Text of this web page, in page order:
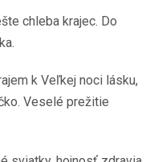
chleba krajec. Do
k Veľkej noci lásku,
Veselé prežitie